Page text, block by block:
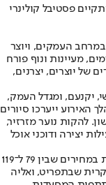
בעמק מתקיים פסטיבל קולינרי
העמקים, ויוצר
מעיינות ונוף פורח
של יוצרים, יצרנים,
יקנעם, ומגדל העמק,
האירוע ייערכו סיורים
להקות נוער מזרזיר,
יצירה ודוכני אוכל
אורחי הפסטיבל מוזמנים ליהנות מארוחות מעולות במחירים שבין 79 ל־119
שבתפריט, ואליה